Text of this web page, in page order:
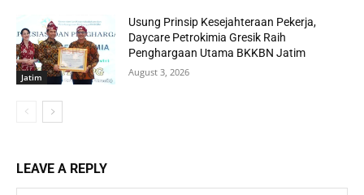
Jatim
Usung Prinsip Kesejahteraan Pekerja,
Daycare Petrokimia Gresik Raih
Penghargaan Utama BKKBN Jatim
August 3, 2026
LEAVE A REPLY